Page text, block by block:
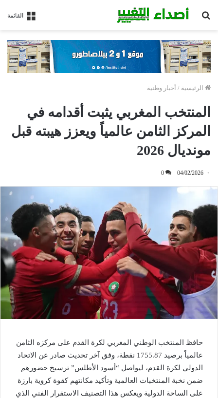
القائمة
الرئيسية / أخبار وطنية
المنتخب المغربي يثبت أقدامه في
المركز الثامن عالمياً ويعزز هيبته قبل
مونديال 2026
04/02/2026
0
حافظ المنتخب الوطني المغربي لكرة القدم على مركزه الثامن
عالمياً برصيد 1755.87 نقطة، وفق آخر تحديث صادر عن الاتحاد
الدولي لكرة القدم، ليواصل “أسود الأطلس” ترسيخ حضورهم
ضمن نخبة المنتخبات العالمية وتأكيد مكانتهم كقوة كروية بارزة
على الساحة الدولية ويعكس هذا التصنيف الاستقرار الفني الذي